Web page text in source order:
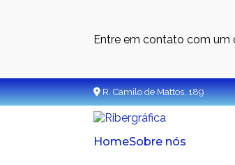
Entre em contato com um
R. Camilo de Mattos, 189
Home Sobre nós